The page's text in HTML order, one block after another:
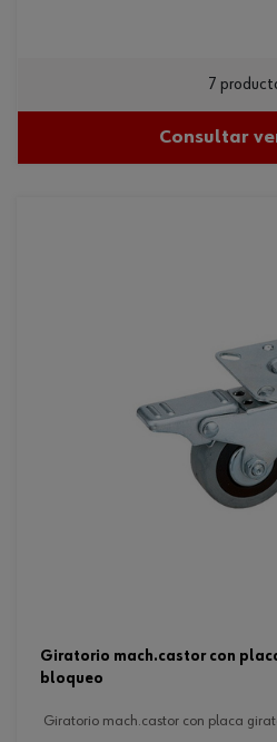
7
Consultar
giratorio mach.castor con placa giratoria + freno de
bloqueo
giratorio mach.castor con placa